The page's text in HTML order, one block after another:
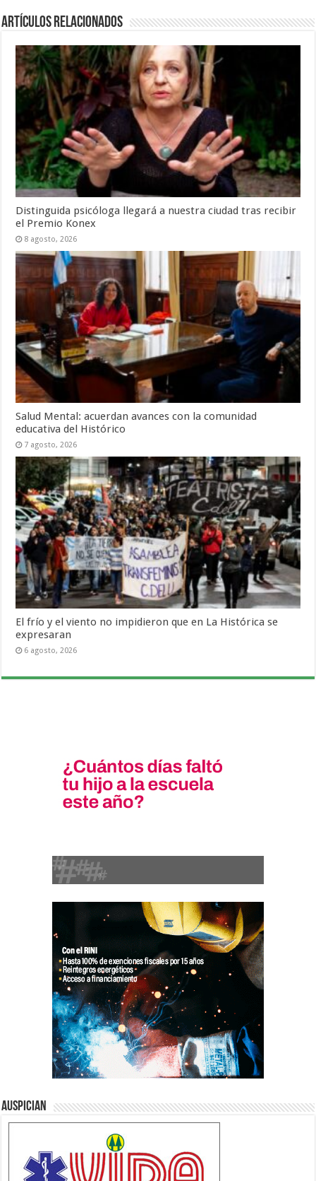
Artículos Relacionados
Distinguida psicóloga llegará a nuestra ciudad tras recibir
el Premio Konex
8 agosto, 2026
Salud Mental: acuerdan avances con la comunidad
educativa del Histórico
7 agosto, 2026
El frío y el viento no impidieron que en La Histórica se
expresaran
6 agosto, 2026
Auspician